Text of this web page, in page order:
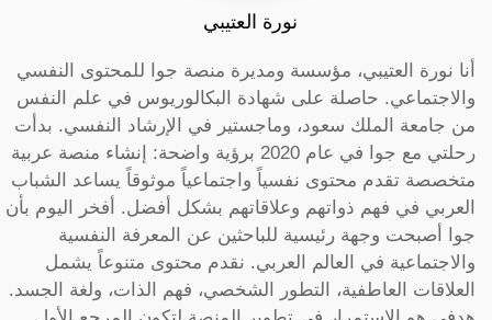
نورة العتيبي
أنا نورة العتيبي، مؤسسة ومديرة منصة جوا للمحتوى النفسي
والاجتماعي. حاصلة على شهادة البكالوريوس في علم النفس
من جامعة الملك سعود، وماجستير في الإرشاد النفسي. بدأت
رحلتي مع جوا في عام 2020 برؤية واضحة: إنشاء منصة عربية
متخصصة تقدم محتوى نفسياً واجتماعياً موثوقاً يساعد الشباب
العربي في فهم ذواتهم وعلاقاتهم بشكل أفضل. أفخر اليوم بأن
جوا أصبحت وجهة رئيسية للباحثين عن المعرفة النفسية
والاجتماعية في العالم العربي. نقدم محتوى متنوعاً يشمل
العلاقات العاطفية، التطور الشخصي، فهم الذات، ولغة الجسد.